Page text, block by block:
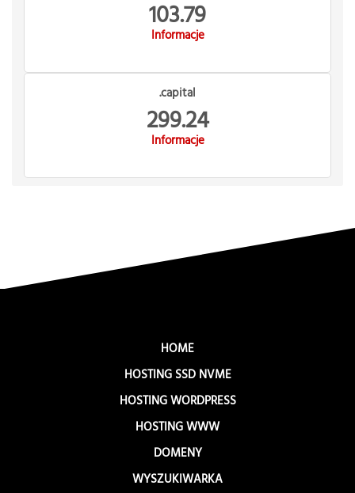
103.79
Informacje
.capital
299.24
Informacje
HOME
HOSTING SSD NVME
HOSTING WORDPRESS
HOSTING WWW
DOMENY
WYSZUKIWARKA